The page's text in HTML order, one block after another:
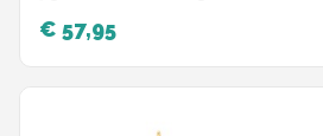
Vloerreiniger – Moppen –
met steel 160cm
€ 57,95